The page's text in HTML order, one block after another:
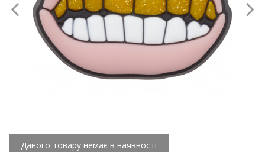
Даного товару немає в наявності